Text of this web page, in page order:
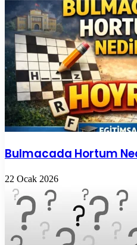
Bulmacada Hortum
22 Ocak 2026